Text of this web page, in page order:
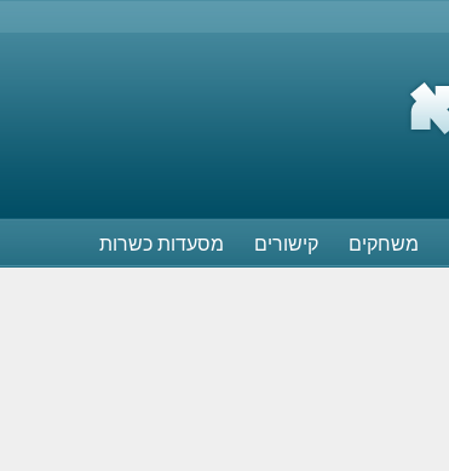
משחקים קישורים מסעדות כשרות